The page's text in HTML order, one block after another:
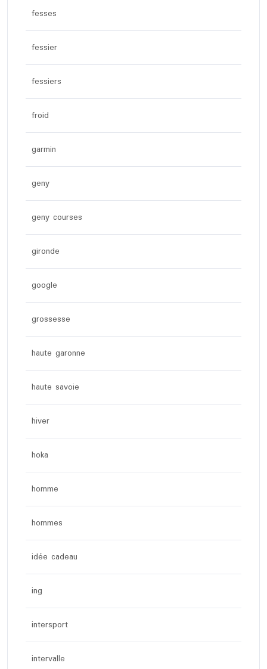
fesses
fessier
fessiers
froid
garmin
geny
geny courses
gironde
google
grossesse
haute garonne
haute savoie
hiver
hoka
homme
hommes
idée cadeau
ing
intersport
intervalle